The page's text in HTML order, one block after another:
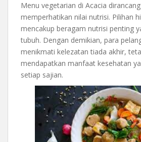
Menu vegetarian di Acacia
memperhatikan nilai nutrisi. Pilihan
mencakup beragam nutrisi penting
tubuh. Dengan demikian, para
menikmati kelezatan tiada akhir,
mendapatkan manfaat kesehatan
setiap sajian.